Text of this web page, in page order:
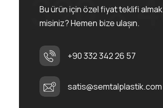
Bu ürün için özel fiyat teklifi
misiniz? Hemen bize ulaşın.
+90 332 342 26 57
satis@semtalplastik.com